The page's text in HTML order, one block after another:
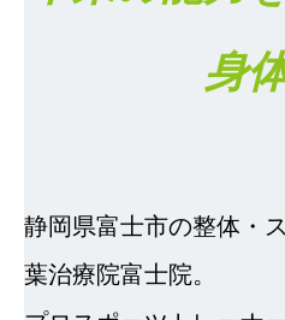
身
静岡県富士市の整体・
葉治療院富士院。